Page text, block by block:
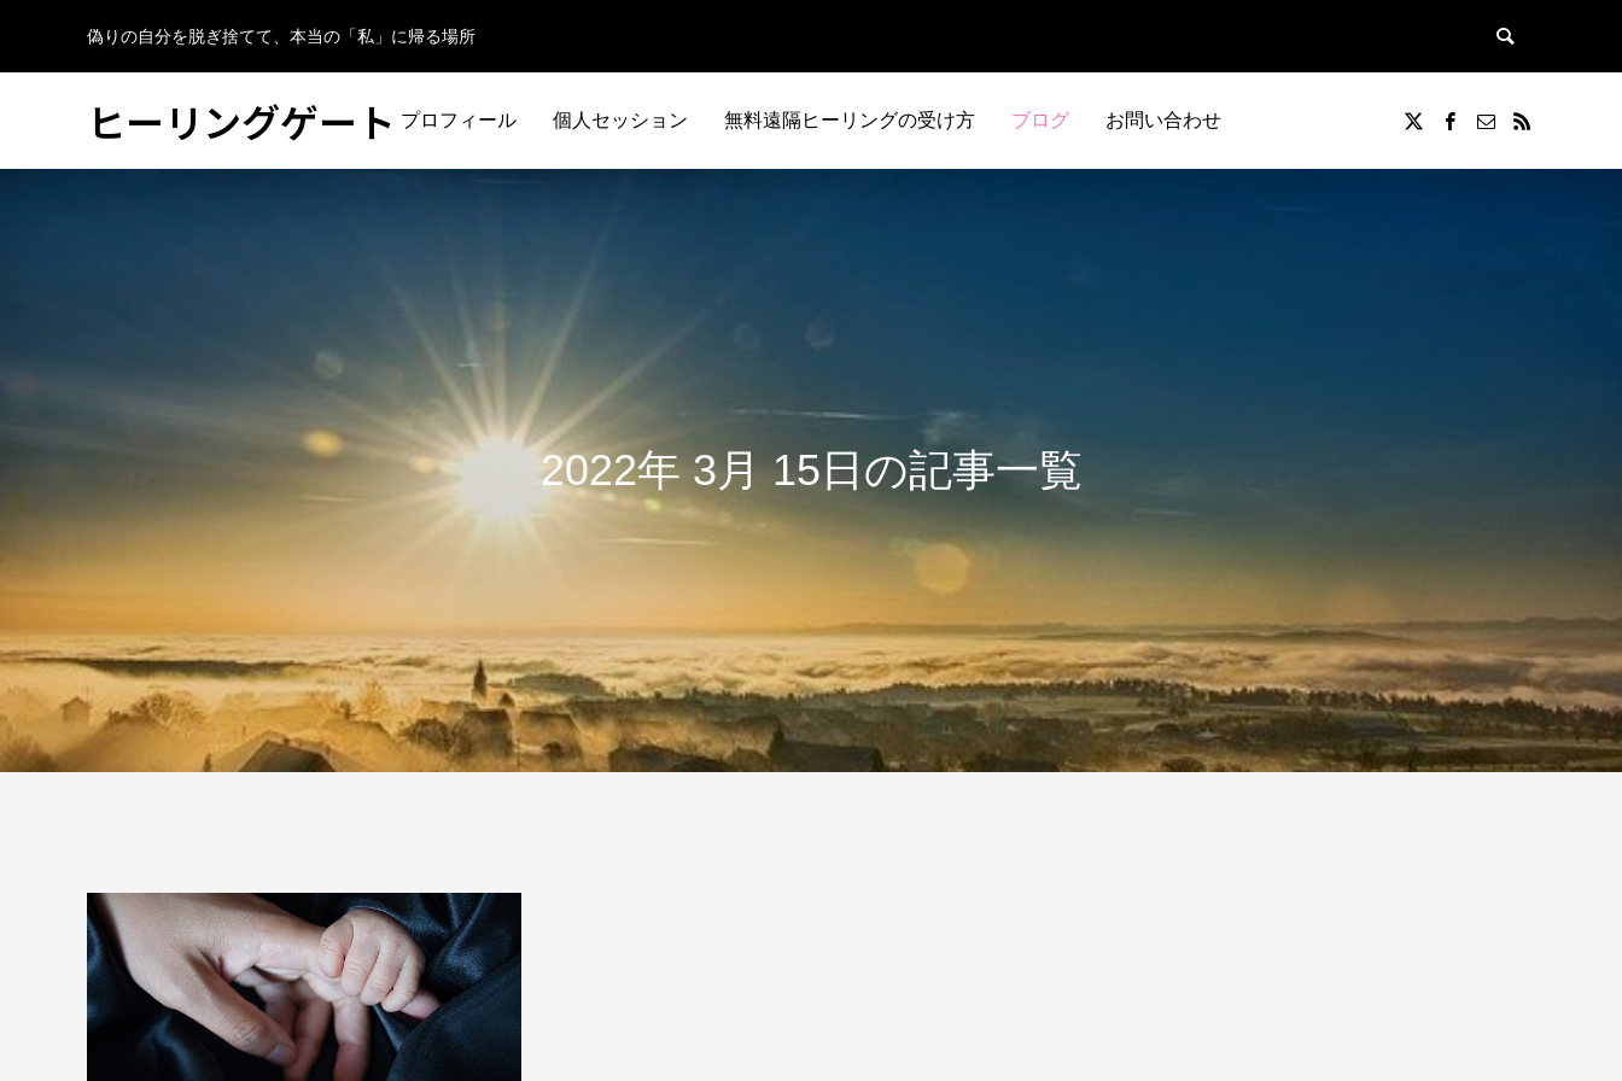
偽りの自分を脱ぎ捨てて、本当の「私」に帰る場所
ヒーリングゲート プロフィール 個人セッション 無料遠隔ヒーリングの受け方 ブログ お問い合わせ
2022年 3月 15日の記事一覧